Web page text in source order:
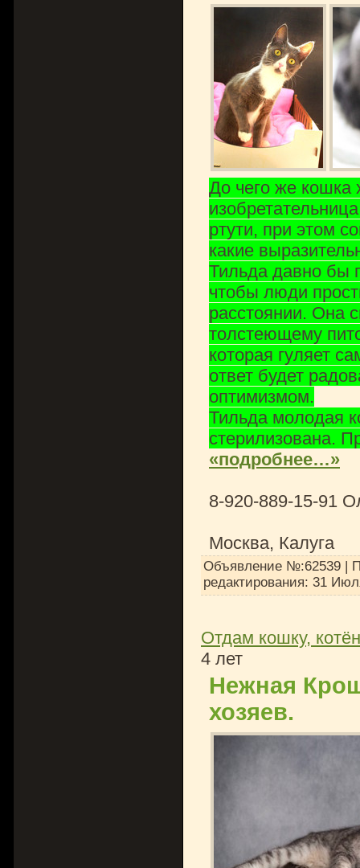
До чего же кошка
ртути, при этом
какие
Тильда давно бы
чтобы люди
расстоянии. Она
толстеющему
которая гуляет
ответ будет
оптимизмом.
Тильда молодая
стерилизована.
«подробнее…»
8-920-889-15-91
Москва, Калуга
Объявление №:62539 |
редактирования: 31
Отдам кошку,
4 лет
Нежная
хозяев.